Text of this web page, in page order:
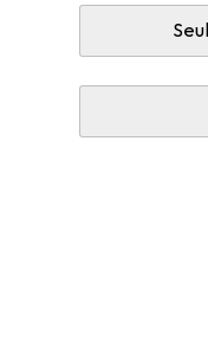
Dual
Ultra Dual